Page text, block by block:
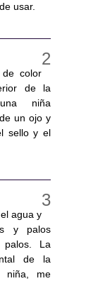
usar.
color
de la
niña
un ojo y
sello y el
agua y
y palos
La
de la
niña, me